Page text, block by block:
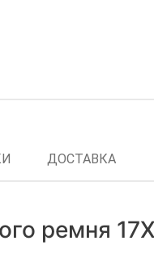
ДОСТАВКА
ремня